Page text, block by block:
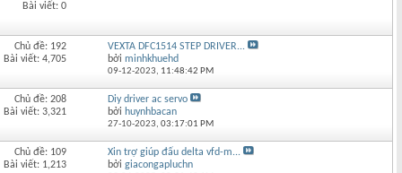
Bài viết: 0
Chủ đề: 192
Bài viết: 4,705
VEXTA DFC1514 STEP DRIVER...
bởiminhkhuehd
09-12-2023, 11:48:42 PM
Chủ đề: 208
Bài viết: 3,321
Diy driver ac servo
bởi huynhbacan
27-10-2023,03:17:01 PM
Chủ đề: 109
Bài viết: 1,213
Xin trợ giúp đấu delta vfd-m...
bởigiacongapluchn